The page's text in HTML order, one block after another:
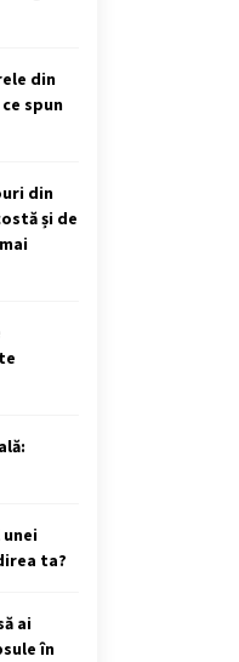
din
spun
din
și de
ta?
ai
în